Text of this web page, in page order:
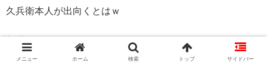
久兵衛本人が出向くとはｗ
普通なら、署長と仲良しでどうにかできんか？OKOK？み
たいな感じだと思うんですが、久兵衛のコネを使うわけで
メニュー ホーム 検索 トップ サイドバー